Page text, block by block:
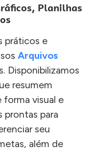
Planilhas
práticos e
Arquivos
Disponibilizamos
resumem
forma visual e
prontas para
seu
além de